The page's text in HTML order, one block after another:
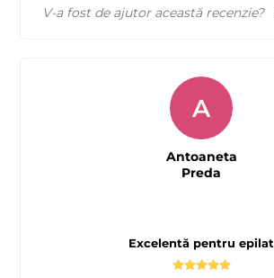
V-a fost de ajutor această recenzie?
Excelentă pentru epilat
A
Antoaneta
Preda